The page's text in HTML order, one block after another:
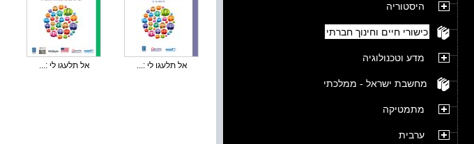
היסטוריה
כישורי חיים וחינוך חברתי
מדע וטכנולוגיה
מחשבת ישראל - ממלכתי
מתמטיקה
ערבית
אל תלעגו לי :... אל תלעגו לי :...